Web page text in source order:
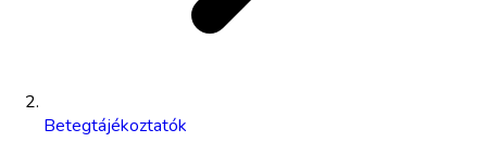
Betegtájékoztatók